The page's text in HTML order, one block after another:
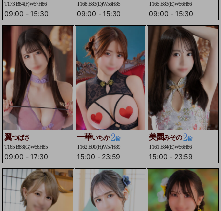
T173 B84(F)W57H86
09:00 - 15:30
T168 B83(D)W56H85
09:00 - 15:30
T165 B83(E)W56H86
09:00 - 15:30
翼つばさ
T165 B88(G)W56H85
09:00 - 17:30
一華いちか
T162 B90(H)W57H89
15:00 - 23:59
美園みその
T161 B84(E)W56H86
15:00 - 23:59